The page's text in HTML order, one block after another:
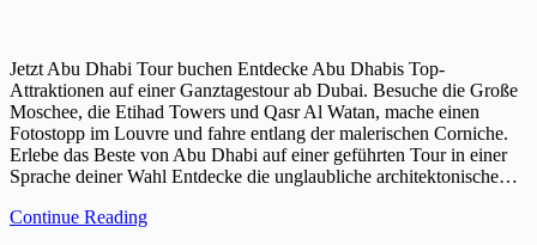
Jetzt Abu Dhabi Tour buchen Entdecke Abu Dhabis Top-
Attraktionen auf einer Ganztagestour ab Dubai. Besuche die Große
Moschee, die Etihad Towers und Qasr Al Watan, mache einen
Fotostopp im Louvre und fahre entlang der malerischen Corniche.
Erlebe das Beste von Abu Dhabi auf einer geführten Tour in einer
Sprache deiner Wahl Entdecke die unglaubliche architektonische…
Continue Reading